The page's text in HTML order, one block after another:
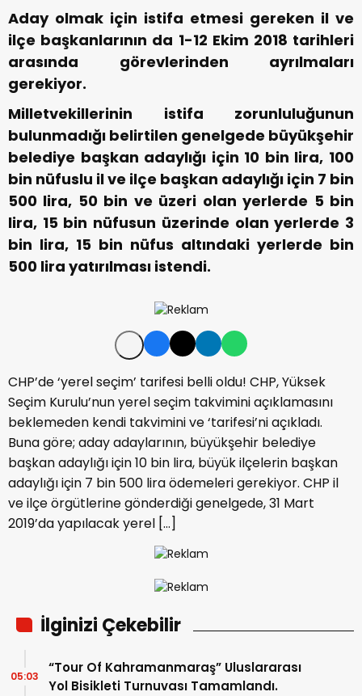
Aday olmak için istifa etmesi gereken il ve
ilçe başkanlarının da 1-12 Ekim 2018 tarihleri
arasında görevlerinden ayrılmaları
gerekiyor.
Milletvekillerinin istifa zorunluluğunun
bulunmadığı belirtilen genelgede büyükşehir
belediye başkan adaylığı için 10 bin lira, 100
bin nüfuslu il ve ilçe başkan adaylığı için 7 bin
500 lira, 50 bin ve üzeri olan yerlerde 5 bin
lira, 15 bin nüfusun üzerinde olan yerlerde 3
bin lira, 15 bin nüfus altındaki yerlerde bin
500 lira yatırılması istendi.
CHP’de ‘yerel seçim’ tarifesi belli oldu! CHP, Yüksek
Seçim Kurulu’nun yerel seçim takvimini açıklamasını
beklemeden kendi takvimini ve ‘tarifesi’ni açıkladı.
Buna göre; aday adaylarının, büyükşehir belediye
başkan adaylığı için 10 bin lira, büyük ilçelerin başkan
adaylığı için 7 bin 500 lira ödemeleri gerekiyor. CHP il
ve ilçe örgütlerine gönderdiği genelgede, 31 Mart
2019’da yapılacak yerel […]
İlginizi Çekebilir
“Tour Of Kahramanmaraş” Uluslararası
Yol Bisikleti Turnuvası Tamamlandı.
05:03